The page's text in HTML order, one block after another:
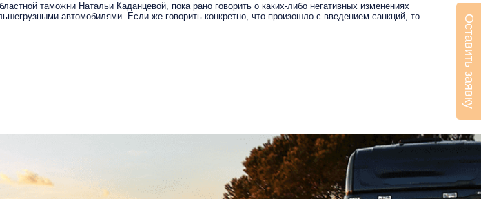
таможни Натальи Каданцевой, пока рано говорить о каких-либо негативных изменениях
автомобилями. Если же говорить конкретно, что произошло с введением санкций, то
Оставить заявку